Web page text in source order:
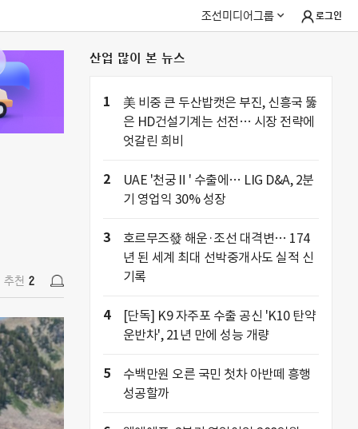
조선미디어그룹 로그인
추천 2
산업 많이 본 뉴스